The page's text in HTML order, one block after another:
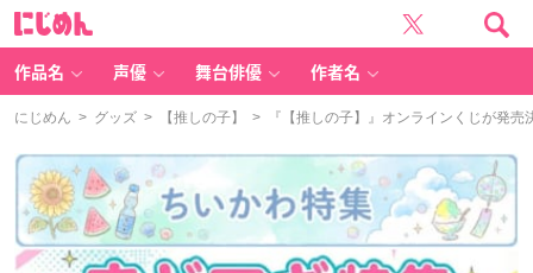
作品名 声優 舞台俳優 作者名
にじめん > グッズ > 【推しの子】 > 『【推しの子】』オンラインくじが発売